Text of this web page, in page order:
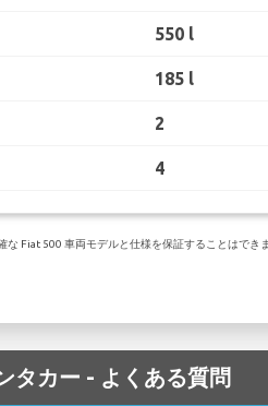
550 l
185 l
2
4
Fiat 500 車両モデルと仕様を保証することはで
タカー - よくある質問